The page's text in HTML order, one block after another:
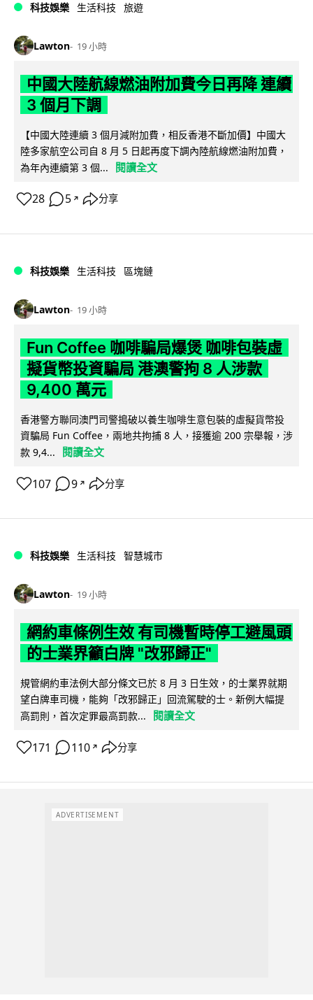
科技娛樂 生活科技 旅遊
Lawton 19 小時
中國大陸航線燃油附加費今日再降 連續
3 個月下調
【中國大陸連續 3 個月減附加費，相反香港不斷加價】中國大
陸多家航空公司自 8 月 5 日起再度下調內陸航線燃油附加費，
為年內連續第 3 個...
閱讀全文
28 5 ↗ 分享
科技娛樂 生活科技 區塊鏈
Lawton 19 小時
Fun Coffee 咖啡騙局爆煲 咖啡包裝虛
擬貨幣投資騙局 港澳警拘 8 人涉款
9,400 萬元
香港警方聯同澳門司警搗破以養生咖啡生意包裝的虛擬貨幣投
資騙局 Fun Coffee，兩地共拘捕 8 人，接獲逾 200 宗舉報，涉
款 9,4...
閱讀全文
107 9 ↗ 分享
科技娛樂 生活科技 智慧城市
Lawton 19 小時
網約車條例生效 有司機暫時停工避風頭
的士業界籲白牌 "改邪歸正"
規管網約車法例大部分條文已於 8 月 3 日生效，的士業界就期
望白牌車司機，能夠「改邪歸正」回流駕駛的士。新例大幅提
高罰則，首次定罪最高罰款...
閱讀全文
171 110 ↗ 分享
ADVERTISEMENT